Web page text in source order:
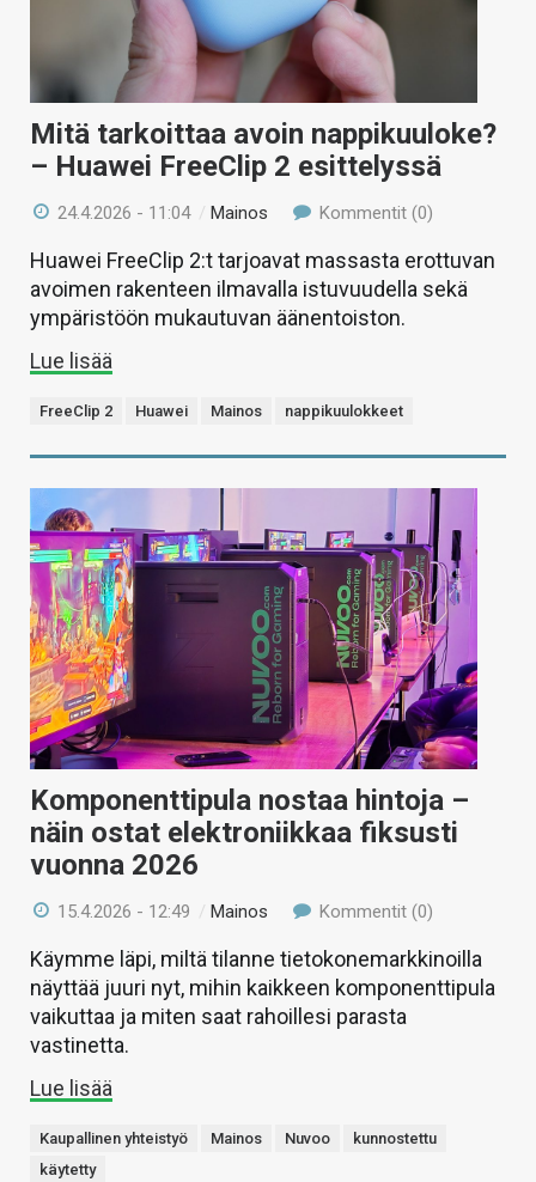
Mitä tarkoittaa avoin nappikuuloke?
– Huawei FreeClip 2 esittelyssä
24.4.2026 - 11:04 /Mainos Kommentit (0)
Huawei FreeClip 2:t tarjoavat massasta erottuvan
avoimen rakenteen ilmavalla istuvuudella sekä
ympäristöön mukautuvan äänentoiston.
Lue lisää
FreeClip 2 Huawei Mainos nappikuulokkeet
Komponenttipula nostaa hintoja –
näin ostat elektroniikkaa fiksusti
vuonna 2026
15.4.2026 - 12:49 / Mainos Kommentit (0)
Käymme läpi, miltä tilanne tietokonemarkkinoilla
näyttää juuri nyt, mihin kaikkeen komponenttipula
vaikuttaa ja miten saat rahoillesi parasta
vastinetta.
Lue lisää
Kaupallinen yhteistyö Mainos Nuvoo
kunnostettu
käytetty